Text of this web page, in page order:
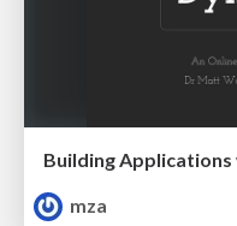
Building
mza